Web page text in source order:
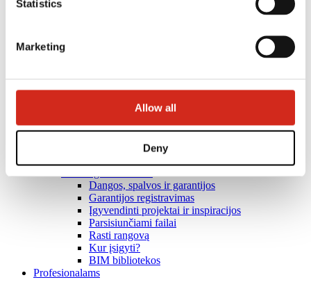
Statistics
Marketing
Allow all
Deny
Dangos, spalvos ir garantijos
Garantijos registravimas
Įgyvendinti projektai ir inspiracijos
Parsisiunčiami failai
Rasti rangovą
Kur įsigyti?
BIM bibliotekos
Profesionalams